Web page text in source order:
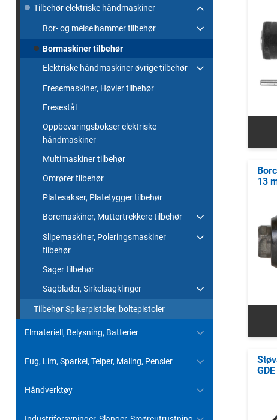
Tilbehør elektriske håndmaskiner
Bor- og meiselhammer tilbehør
Bormaskiner tilbehør
Elektriske håndmaskiner øvrige tilbehør
Fresemaskiner, Høvler tilbehør
Fresestål
Oppbevaringsbokser elektriske
håndmaskiner
Multimaskiner tilbehør
Omrører tilbehør
Platesakser, Platetygger tilbehør
Boremaskiner, Muttertrekkere tilbehør
Slipemaskiner, Poleringsmaskiner
tilbehør
Sager tilbehør
Sagblader, Sirkelsagklinger
Tilbehør Spikerpistoler, boltepistoler
Elmateriell, Belysning, Batterier
Fug, Lim, Sparkel, Teiper, Maling, Pensler
Håndverktøy
13